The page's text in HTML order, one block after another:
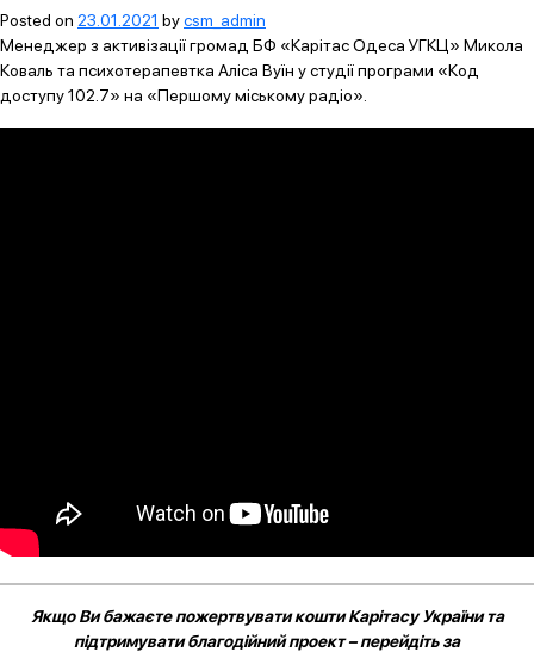
Posted on 23.01.2021 bycsm_admin
Менеджер з активізації громад БФ «Карітас Одеса УГКЦ» Микола
Коваль та психотерапевтка Аліса Вуїн у студії програми «Код
доступу 102.7» на «Першому міському радіо».
Якщо Ви бажаєте пожертвувати кошти Карітасу України та
підтримувати благодійний проект – перейдіть за